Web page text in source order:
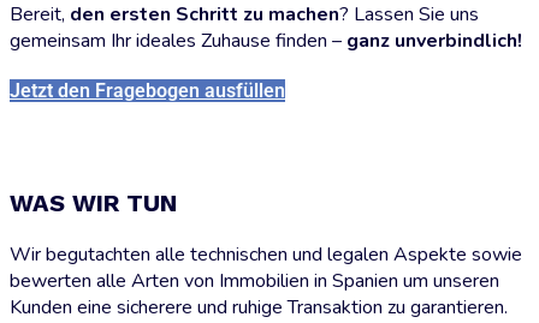
Bereit, den ersten Schritt zu machen? Lassen Sie uns
gemeinsam Ihr ideales Zuhause finden – ganz unverbindlich!
Jetzt den Fragebogen ausfüllen
WAS WIR TUN
Wir begutachten alle technischen und legalen Aspekte sowie
bewerten alle Arten von Immobilien in Spanien um unseren
Kunden eine sicherere und ruhige Transaktion zu garantieren.